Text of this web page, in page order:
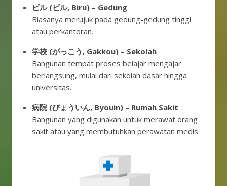
ビル (ビル, Biru) – Gedung
Biasanya merujuk pada gedung-gedung tinggi
atau perkantoran.
学校 (がっこう, Gakkou) – Sekolah
Bangunan tempat proses belajar mengajar
berlangsung, mulai dari sekolah dasar hingga
universitas.
病院 (びょういん, Byouin) – Rumah Sakit
Bangunan yang digunakan untuk merawat orang
sakit atau yang membutuhkan perawatan medis.